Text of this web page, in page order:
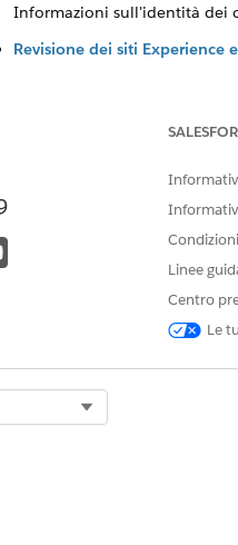
Informazioni sull'identità dei
Revisione dei siti Experience
Informazioni sull'accesso
ARTICOLO HA RISOLTO
sapere, così possiamo
Linee
Centro
Le